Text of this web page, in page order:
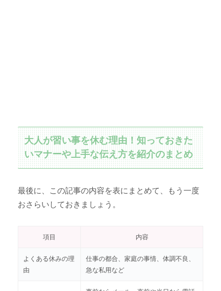
大人が習い事を休む理由！知っておきた
いマナーや上手な伝え方を紹介のまとめ
最後に、この記事の内容を表にまとめて、もう一度
おさらいしておきましょう。
項目 内容
よくある休みの理
由
仕事の都合、家庭の事情、体調不良、
急な私用など